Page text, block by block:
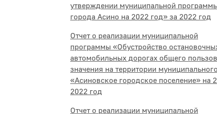
утверждении муниципальной
города Асино на 2022 год» за 2022 год
Отчет о реализации муниципальной
программы «Обустройство
автомобильных дорогах общего
значения на территории
«Асиновское городское поселение» на
2022 год
Отчет о реализации муниципальной